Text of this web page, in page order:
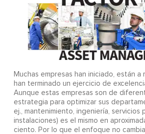
Muchas empresas han iniciado, están a
han terminado un ejercicio de
Aunque estas empresas son de
estrategia para optimizar sus
ej., mantenimiento, ingeniería, servicios
instalaciones) es el mismo en
ciento. Por lo que el enfoque no